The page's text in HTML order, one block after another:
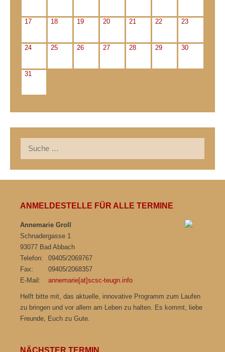
17 18 19 20 21 22 23
24 25 26 27 28 29 30
31
nach:
ANMELDESTELLE FÜR ALLE TERMINE
Annemarie Groll
Schnadergasse 1
93077 Bad Abbach
Telefon:
09405/2069767
Fax:
09405/2068357
E-Mail:
annemarie[at]scsc-teugn.info
Helft bitte mit, das aktuelle, innovative Programm zum Laufen
zu bringen und vor allem am Leben zu halten. Es kommt, liebe
Freunde, Euch zu Gute.
NÄCHSTER TERMIN